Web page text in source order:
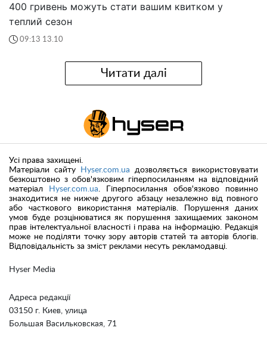
400 гривень можуть стати вашим квитком у
теплий сезон
09:13 13.10
Читати далі
Hyser Media
Адреса редакції
03150 г. Киев, улица
Большая Васильковская, 71
Усі права захищені.
Матеріали сайту
Hyser.com.ua дозволяється використовувати
безкоштовно з обов'язковим гіперпосиланням на відповідний
матеріал
Hyser.com.ua. Гіперпосилання обов'язково повинно
знаходитися не нижче другого абзацу незалежно від повного
або часткового використання матеріалів. Порушення даних
умов буде розцінюватися як порушення захищаемих законом
прав інтелектуальної власності і права на інформацію. Редакція
може не поділяти точку зору авторів статей та авторів блогів.
Відповідальність за зміст реклами несуть рекламодавці.